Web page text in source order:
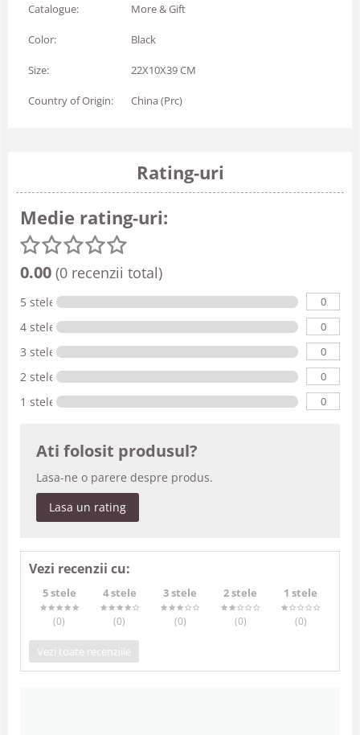
Catalogue: More & Gift
Color: Black
Size: 22X10X39 CM
Country of Origin: China (Prc)
Rating-uri
Medie rating-uri:
0.00 (0 recenzii total)
5 stele 0
4 stele 0
3 stele 0
2 stele 0
1 stele 0
Ati folosit produsul?
Lasa-ne o parere despre produs.
Lasa un rating
Vezi recenzii cu:
5 stele
(0)
4 stele
(0)
3 stele
(0)
2 stele
(0)
1 stele
(0)
Vezi toate recenziile